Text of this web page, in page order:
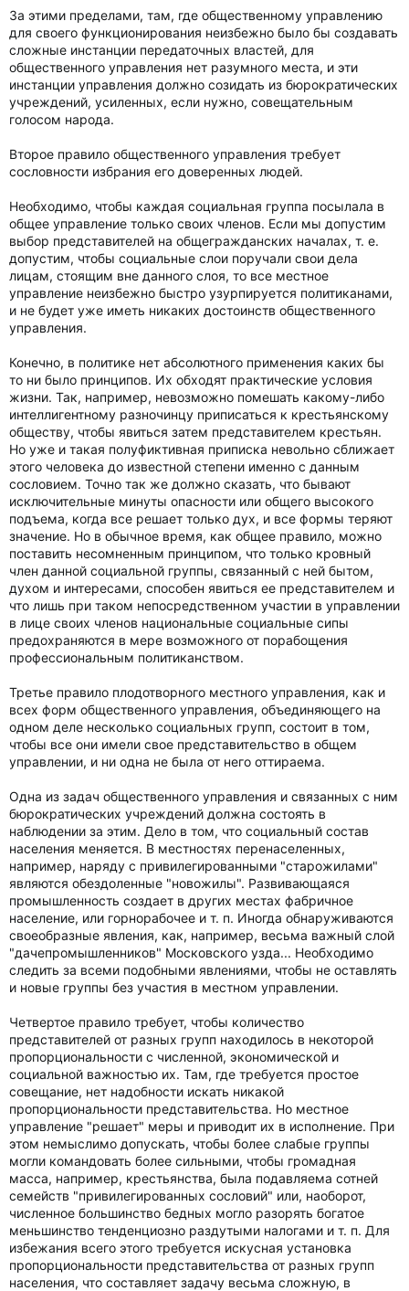
За этими пределами, там, где общественному управлению
для своего функционирования неизбежно было бы создавать
сложные инстанции передаточных властей, для
общественного управления нет разумного места, и эти
инстанции управления должно созидать из бюрократических
учреждений, усиленных, если нужно, совещательным
голосом народа.
Второе правило общественного управления требует
сословности избрания его доверенных людей.
Необходимо, чтобы каждая социальная группа посылала в
общее управление только своих членов. Если мы допустим
выбор представителей на общегражданских началах, т. е.
допустим, чтобы социальные слои поручали свои дела
лицам, стоящим вне данного слоя, то все местное
управление неизбежно быстро узурпируется политиканами,
и не будет уже иметь никаких достоинств общественного
управления.
Конечно, в политике нет абсолютного применения каких бы
то ни было принципов. Их обходят практические условия
жизни. Так, например, невозможно помешать какому-либо
интеллигентному разночинцу приписаться к крестьянскому
обществу, чтобы явиться затем представителем крестьян.
Но уже и такая полуфиктивная приписка невольно сближает
этого человека до известной степени именно с данным
сословием. Точно так же должно сказать, что бывают
исключительные минуты опасности или общего высокого
подъема, когда все решает только дух, и все формы теряют
значение. Но в обычное время, как общее правило, можно
поставить несомненным принципом, что только кровный
член данной социальной группы, связанный с ней бытом,
духом и интересами, способен явиться ее представителем и
что лишь при таком непосредственном участии в управлении
в лице своих членов национальные социальные сипы
предохраняются в мере возможного от порабощения
профессиональным политиканством.
Третье правило плодотворного местного управления, как и
всех форм общественного управления, объединяющего на
одном деле несколько социальных групп, состоит в том,
чтобы все они имели свое представительство в общем
управлении, и ни одна не была от него оттираема.
Одна из задач общественного управления и связанных с ним
бюрократических учреждений должна состоять в
наблюдении за этим. Дело в том, что социальный состав
населения меняется. В местностях перенаселенных,
например, наряду с привилегированными "старожилами"
являются обездоленные "новожилы". Развивающаяся
промышленность создает в других местах фабричное
население, или горнорабочее и т. п. Иногда обнаруживаются
своеобразные явления, как, например, весьма важный слой
"дачепромышленников" Московского узда... Необходимо
следить за всеми подобными явлениями, чтобы не оставлять
и новые группы без участия в местном управлении.
Четвертое правило требует, чтобы количество
представителей от разных групп находилось в некоторой
пропорциональности с численной, экономической и
социальной важностью их. Там, где требуется простое
совещание, нет надобности искать никакой
пропорциональности представительства. Но местное
управление "решает" меры и приводит их в исполнение. При
этом немыслимо допускать, чтобы более слабые группы
могли командовать более сильными, чтобы громадная
масса, например, крестьянства, была подавляема сотней
семейств "привилегированных сословий" или, наоборот,
численное большинство бедных могло разорять богатое
меньшинство тенденциозно раздутыми налогами и т. п. Для
избежания всего этого требуется искусная установка
пропорциональности представительства от разных групп
населения, что составляет задачу весьма сложную, в